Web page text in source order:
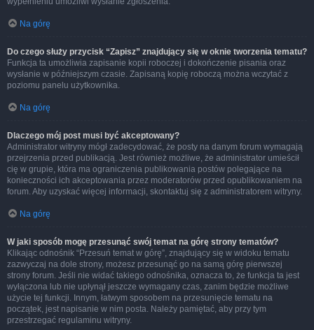
Na górę
Do czego służy przycisk “Zapisz” znajdujący się w oknie tworzenia tematu?
Funkcja ta umożliwia zapisanie kopii roboczej i dokończenie pisania oraz
wysłanie w późniejszym czasie. Zapisaną kopię roboczą można wczytać z
poziomu panelu użytkownika.
Na górę
Dlaczego mój post musi być akceptowany?
Administrator witryny mógł zadecydować, że posty na danym forum wymagają
przejrzenia przed publikacją. Jest również możliwe, że administrator umieścił
cię w grupie, która ma ograniczenia publikowania postów polegające na
konieczności ich akceptowania przez moderatorów przed opublikowaniem na
forum. Aby uzyskać więcej informacji, skontaktuj się z administratorem witryny.
Na górę
W jaki sposób mogę przesunąć swój temat na górę strony tematów?
Klikając odnośnik “Przesuń temat w górę”, znajdujący się w widoku tematu
zazwyczaj na dole strony, możesz przesunąć go na samą górę pierwszej
strony forum. Jeśli nie widać takiego odnośnika, oznacza to, że funkcja ta jest
wyłączona lub nie upłynął jeszcze wymagany czas, zanim będzie możliwe
użycie tej funkcji. Innym, łatwym sposobem na przesunięcie tematu na
początek, jest napisanie w nim posta. Należy pamiętać, aby przy tym
przestrzegać regulaminu witryny.